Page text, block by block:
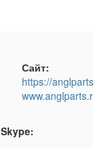
Сайт:
https://
Skype: